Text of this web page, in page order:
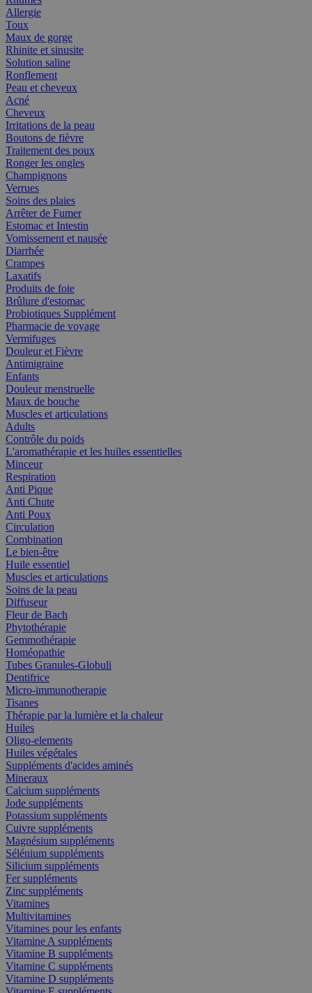
Allergie
Toux
Maux de gorge
Rhinite et sinusite
Solution saline
Ronflement
Peau et cheveux
Acné
Cheveux
Irritations de la peau
Boutons de fièvre
Traitement des poux
Ronger les ongles
Champignons
Verrues
Soins des plaies
Arrêter de Fumer
Estomac et Intestin
Vomissement et nausée
Diarrhée
Crampes
Laxatifs
Produits de foie
Brûlure d'estomac
Probiotiques Supplément
Pharmacie de voyage
Vermifuges
Douleur et Fièvre
Antimigraine
Enfants
Douleur menstruelle
Maux de bouche
Muscles et articulations
Adults
Contrôle du poids
L'aromathérapie et les huiles essentielles
Minceur
Respiration
Anti Pique
Anti Chute
Anti Poux
Circulation
Combination
Le bien-être
Huile essentiel
Muscles et articulations
Soins de la peau
Diffuseur
Fleur de Bach
Phytothérapie
Gemmothérapie
Homéopathie
Tubes Granules-Globuli
Dentifrice
Micro-immunotherapie
Tisanes
Thérapie par la lumière et la chaleur
Huiles
Oligo-elements
Huiles végétales
Suppléments d'acides aminés
Mineraux
Calcium suppléments
Jode suppléments
Potassium suppléments
Cuivre suppléments
Magnésium suppléments
Sélénium suppléments
Silicium suppléments
Fer suppléments
Zinc suppléments
Vitamines
Multivitamines
Vitamines pour les enfants
Vitamine A suppléments
Vitamine B suppléments
Vitamine C suppléments
Vitamine D suppléments